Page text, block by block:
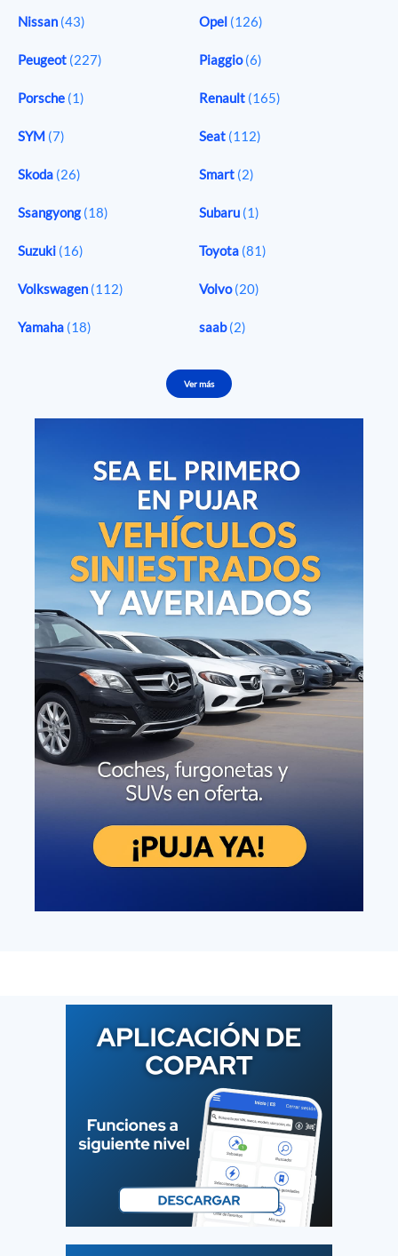
Nissan (43) Opel (126)
Peugeot (227) Piaggio(6)
Porsche (1) Renault (165)
SYM (7) Seat (112)
Skoda (26) Smart (2)
Ssangyong (18) Subaru (1)
Suzuki (16) Toyota (81)
Volkswagen (112) Volvo(20)
Yamaha (18) saab(2)
Ver más